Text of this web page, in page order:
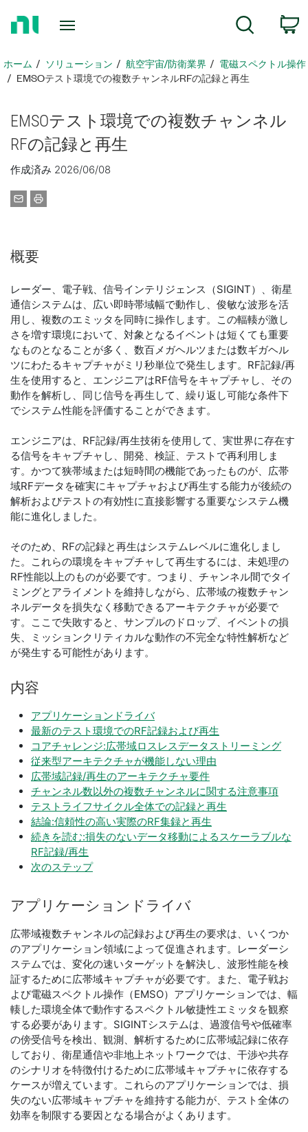
ペ
ー
ホーム ソリューション 航空宇宙/防衛業界
電磁スペクトル操作
EMSOテスト環境での複数チャンネルRFの記録と再生
​​​EMSOテスト 環境での複数チャンネル
RFの記録と 再生
作成済み 2026/06/08
概要
レーダー、電子戦、信号インテリジェンス（SIGINT）、衛星
通信システムは、広い即時帯域幅で動作し、俊敏な波形を活
用し、複数のエミッタを同時に操作します。この輻輳が激し
さを増す環境において、対象となるイベントは短くても重要
なものとなることが多く、数百メガヘルツまたは数ギガヘル
ツにわたるキャプチャがミリ秒単位で発生します。RF記録/再
生を使用すると、エンジニアはRF信号をキャプチャし、その
動作を解析し、同じ信号を再生して、繰り返し可能な条件下
でシステム性能を評価することができます。
エンジニアは、RF記録/再生技術を使用して、実世界に存在す
る信号をキャプチャし、開発、検証、テストで再利用しま
す。かつて狭帯域または短時間の機能であったものが、広帯
域RFデータを確実にキャプチャおよび再生する能力が後続の
解析およびテストの有効性に直接影響する重要なシステム機
能に進化しました。
そのため、RFの記録と再生はシステムレベルに進化しまし
た。これらの環境をキャプチャして再生するには、未処理の
RF性能以上のものが必要です。つまり、チャンネル間でタイ
ミングとアライメントを維持しながら、広帯域の複数チャン
ネルデータを損失なく移動できるアーキテクチャが必要で
す。ここで失敗すると、サンプルのドロップ、イベントの損
失、ミッションクリティカルな動作の不完全な特性解析など
が発生する可能性があります。
内容
アプリケーションドライバ
最新のテスト環境でのRF記録および再生
コアチャレンジ:広帯域ロスレスデータストリーミング
従来型アーキテクチャが機能しない理由
広帯域記録/再生のアーキテクチャ要件
チャンネル数以外の複数チャンネルに関する注意事項
テストライフサイクル全体での記録と再生
結論:信頼性の高い実際のRF集録と再生
続きを読む:損失のないデータ移動によるスケーラブルな
RF記録/再生
次のステップ
アプリケーション ドライバ
広帯域複数チャンネルの記録および再生の要求は、いくつか
のアプリケーション領域によって促進されます。レーダーシ
ステムでは、変化の速いターゲットを解決し、波形性能を検
証するために広帯域キャプチャが必要です。また、電子戦お
よび電磁スペクトル操作（EMSO）アプリケーションでは、輻
輳した環境全体で動作するスペクトル敏捷性エミッタを観察
する必要があります。SIGINTシステムは、過渡信号や低確率
の傍受信号を検出、観測、解析するために広帯域記録に依存
しており、衛星通信や非地上ネットワークでは、干渉や共存
のシナリオを特徴付けるために広帯域キャプチャに依存する
ケースが増えています。これらのアプリケーションでは、損
失のない広帯域キャプチャを維持する能力が、テスト全体の
効率を制限する要因となる場合がよくあります。